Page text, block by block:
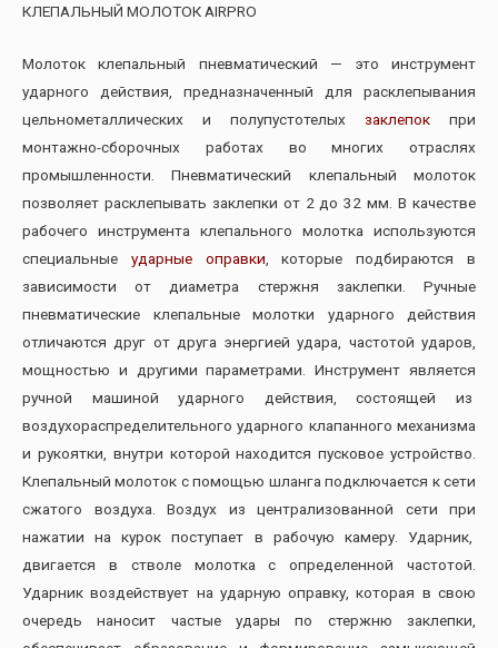
КЛЕПАЛЬНЫЙ МОЛОТОК AIRPRO
Молоток клепальный пневматический — это инструмент
ударного действия, предназначенный для расклепывания
цельнометаллических и полупустотелых заклепок при
монтажно-сборочных работах во многих отраслях
промышленности. Пневматический клепальный молоток
позволяет расклепывать заклепки от 2 до 32 мм. В качестве
рабочего инструмента клепального молотка используются
специальные ударные оправки , которые подбираются в
зависимости от диаметра стержня заклепки. Ручные
пневматические клепальные молотки ударного действия
отличаются друг от друга энергией удара, частотой ударов,
мощностью и другими параметрами. Инструмент является
ручной машиной ударного действия, состоящей из
воздухораспределительного ударного клапанного механизма
и рукоятки, внутри которой находится пусковое устройство.
Клепальный молоток с помощью шланга подключается к сети
сжатого воздуха. Воздух из централизованной сети при
нажатии на курок поступает в рабочую камеру. Ударник,
двигается в стволе молотка с определенной частотой.
Ударник воздействует на ударную оправку, которая в свою
очередь наносит частые удары по стержню заклепки,